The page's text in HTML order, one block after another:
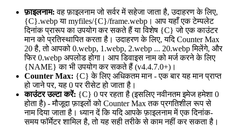
फ़ाइलनाम: वह फ़ाइलनाम जो सर्वर में सहेजा जाता है, उदाहरण के लिए,
{C}.webp या myfiles/{C}/frame.webp। आप यहाँ एक टेम्पलेट
दिनांक प्रारूप का उपयोग कर सकते हैं या विशेष {C} जो एक काउंटर
मान को प्रतिस्थापित करता है। उदाहरण के लिए, यदि Counter Max
20 है, तो आपको 0.webp, 1.webp, 2.webp ... 20.webp मिलेंगे, और
फिर 0.webp अपलोड होगा। आप डिवाइस नाम को मर्ज करने के लिए
{NAME} का भी उपयोग कर सकते हैं (v4.4.7.0+)।
Counter Max: {C} के लिए अधिकतम मान - एक बार यह मान प्राप्त
हो जाने पर, यह 0 पर रीसेट हो जाता है।
काउंटर उल्टा करें: {C} 0 पर रहता है (इसलिए नवीनतम इमेज हमेशा 0
होता है) - मौजूदा फ़ाइलों को Counter Max तक प्रगतिशील रूप से
नाम दिया जाता है। ध्यान दें कि यदि आपके फ़ाइलनाम में एक दिनांक-
समय फॉर्मेटर शामिल है, तो यह सही तरीके से काम नहीं कर सकता है।